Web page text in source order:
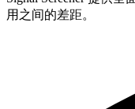
用之间的差距。